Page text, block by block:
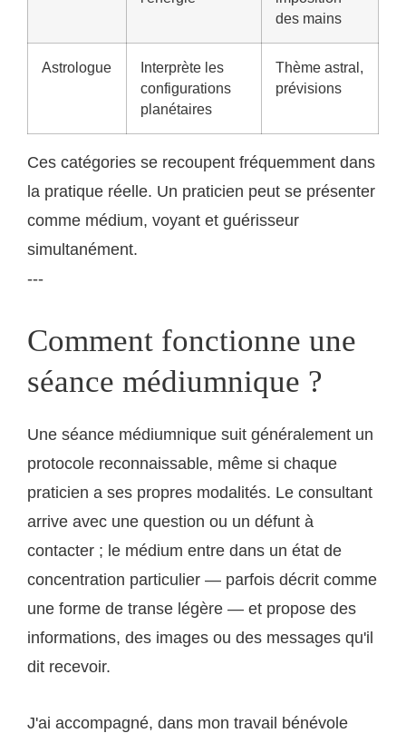
des mains
Astrologue
Interprète les
configurations
planétaires
Thème astral,
prévisions
Ces catégories se recoupent fréquemment dans
la pratique réelle. Un praticien peut se présenter
comme médium, voyant et guérisseur
simultanément.
---
Comment fonctionne une
séance médiumnique ?
Une séance médiumnique suit généralement un
protocole reconnaissable, même si chaque
praticien a ses propres modalités. Le consultant
arrive avec une question ou un défunt à
contacter ; le médium entre dans un état de
concentration particulier — parfois décrit comme
une forme de transe légère — et propose des
informations, des images ou des messages qu'il
dit recevoir.
J'ai accompagné, dans mon travail bénévole